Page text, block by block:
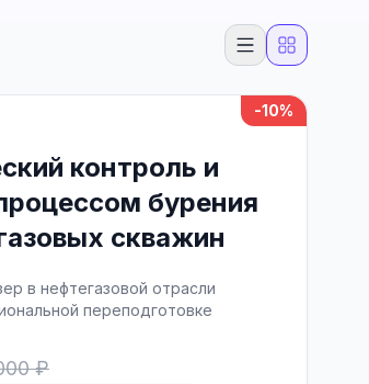
-10%
контроль и
бурения
скважин
в нефтегазовой отрасли
переподготовке
₽